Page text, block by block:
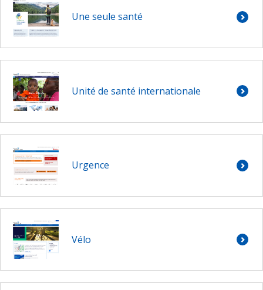
Une seule santé
Unité de santé internationale
Urgence
Vélo